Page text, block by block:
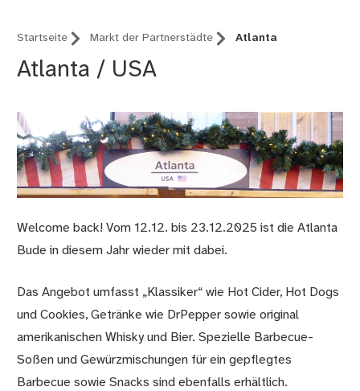
Startseite Markt der Partnerstädte Atlanta
Atlanta / USA
Welcome back! Vom 12.12. bis 23.12.2025 ist die Atlanta
Bude in diesem Jahr wieder mit dabei.
Das Angebot umfasst „Klassiker“ wie Hot Cider, Hot Dogs
und Cookies, Getränke wie DrPepper sowie original
amerikanischen Whisky und Bier. Spezielle Barbecue-
Soßen und Gewürzmischungen für ein gepflegtes
Barbecue sowie Snacks sind ebenfalls erhältlich.